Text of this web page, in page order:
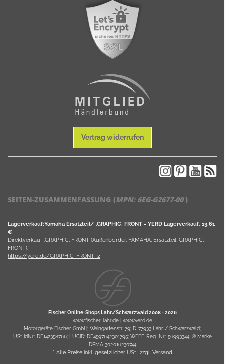
Vertrag widerrufen
SEITEN-ZUSAMMENFASSUNG (MPN: 6EG-G2677-00)
Lagerverkauf:Yamaha Ersatzteil/ .GRAPHIC, FRONT - YERD Lagerverkauf, 13,61
€
Direktverkauf .GRAPHIC, FRONT (Außenborder, YAMAHA, Ersatzteil, GRAPHIC,
FRONT).
https://yerd.de/GRAPHIC-FRONT_2
Fischer Online-Shops Lahr/Schwarzwald 2008 -2026
www.fischer-lahr.de| www.yerd.de
Motorgeräte Fischer GmbH; Weingartenstr. 79; D-77933 Lahr / Schwarzwald;
USt-IdNr.: DE142358766; LUCID: DE4597642301795; WEEE-Reg.-Nr.: 56993344, ® Marke
DPMA 302016230744
* Alle Preise inkl. gesetzlicher USt., zzgl. Versand